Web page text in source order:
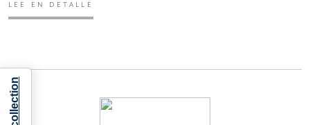
LEE EN DETALLE